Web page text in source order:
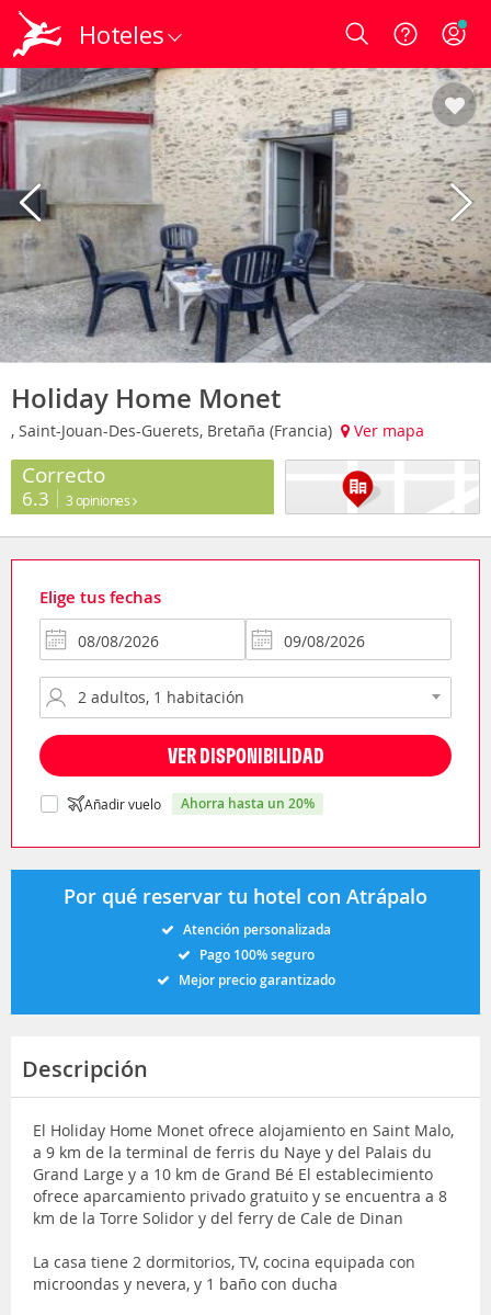
Hoteles Login
Holiday Home Monet
, Saint-Jouan-Des-Guerets, Bretaña (Francia) Ver mapa
Correcto
6.3 3 opiniones
Elige tus fechas
VER DISPONIBILIDAD
Añadir vuelo ahorra hasta un 20%
Por qué reservar tu hotel con Atrápalo
Atención personalizada
Pago 100% seguro
Mejor precio garantizado
Descripción
El Holiday Home Monet ofrece alojamiento en Saint Malo,
a 9 km de la terminal de ferris du Naye y del Palais du
Grand Large y a 10 km de Grand Bé El establecimiento
ofrece aparcamiento privado gratuito y se encuentra a 8
km de la Torre Solidor y del ferry de Cale de Dinan
La casa tiene 2 dormitorios, TV, cocina equipada con
microondas y nevera, y 1 baño con ducha